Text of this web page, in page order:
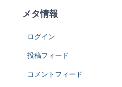
メタ情報
ログイン
投稿フィード
コメントフィード